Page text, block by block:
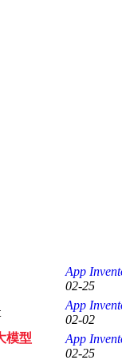
App
02-25
App
02-02
模型
App
02-25